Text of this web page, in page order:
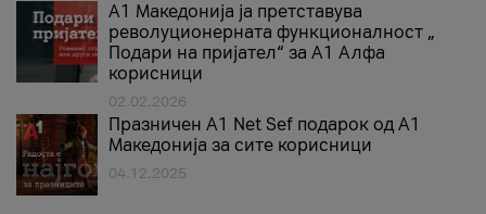
А1 Македонија ја претставува
револуционерната функционалност „
Подари на пријател“ за А1 Алфа
корисници
02.02.2026
Празничен A1 Net Sеf подарок од А1
Македонија за сите корисници
04.12.2025